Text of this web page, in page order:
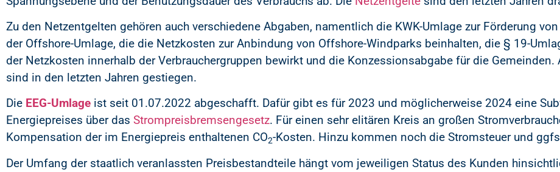
Zu den Netzentgelten gehören auch verschiedene Abgaben, namentlich die KWK-Umlage zur Förderung
der Offshore-Umlage, die die Netzkosten zur Anbindung von Offshore-Windparks beinhalten, die § 19-
der Netzkosten innerhalb der Verbrauchergruppen bewirkt und die Konzessionsabgabe für die Gemeinden.
sind in den letzten Jahren gestiegen.
Die EEG-Umlage ist seit 01.07.2022 abgeschafft. Dafür gibt es für 2023 und möglicherweise 2024 eine
Energiepreises über das Strompreisbremsengesetz. Für einen sehr elitären Kreis an großen
Kompensation der im Energiepreis enthaltenen CO2-Kosten. Hinzu kommen noch die Stromsteuer und
Der Umfang der staatlich veranlassten Preisbestandteile hängt vom jeweiligen Status des Kunden